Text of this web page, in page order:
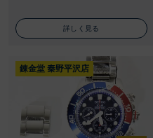
詳しく見る
錬金堂 秦野平沢店